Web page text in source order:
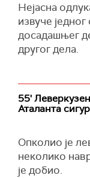
Нејасна
извуче
досадашњег
другог дела.
55'
Аталанта
Опколио је
неколико
је добио.